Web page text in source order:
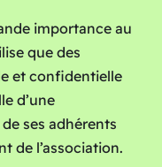
importance au
que des
et confidentielle
d’une
ses adhérents
de l’association.